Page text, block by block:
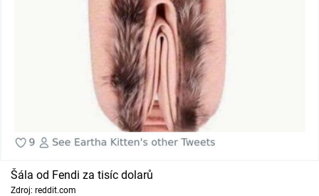
Šála od Fendi za tisíc dolarů
Zdroj: reddit.com